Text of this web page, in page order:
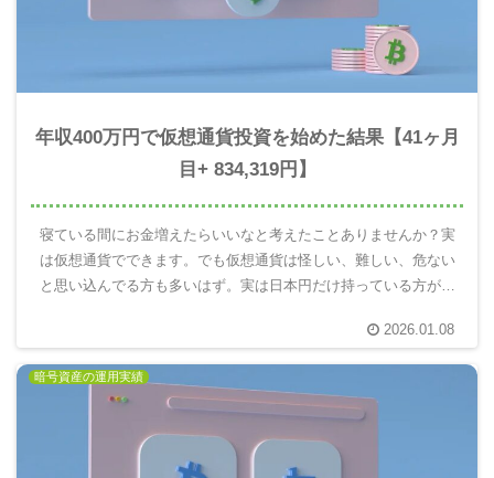
年収400万円で仮想通貨投資を始めた結果【41ヶ月
目+ 834,319円】
寝ている間にお金増えたらいいなと考えたことありませんか？実
は仮想通貨でできます。でも仮想通貨は怪しい、難しい、危ない
と思い込んでる方も多いはず。実は日本円だけ持っている方がと
来のお金を増える分散投資が重要。実際にやってみてわかったこ
とを報告します。
2026.01.08
暗号資産の運用実績